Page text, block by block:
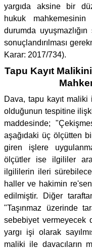
yargıda aksine bir
hukuk
durumda
sonuçlandırılması
Karar: 2017/734).
Tapu Kayıt
Dava, tapu kayıt maliki
olduğunun tespitine
maddesinde;
aşağıdaki üç ölçütten
giren işlere
ölçütler ise ilgililer
ilgililerin ileri
haller ve hakimin
edilmiştir. Diğer
"Taşınmaz üzerinde
sebebiyet vermeyecek
yargı işi olarak
maliki ile davacıların